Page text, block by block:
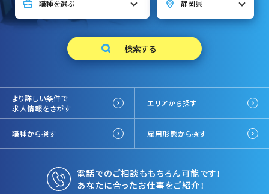
より詳しい条件で
求人情報をさがす
エリアから探す
職種から探す 雇用形態から探す
電話でのご相談ももちろん可能です！
あなたに合ったお仕事をご紹介！